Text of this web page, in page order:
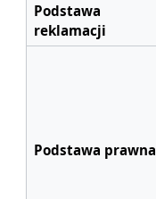
Podstawa
reklamacji
Podstawa prawna